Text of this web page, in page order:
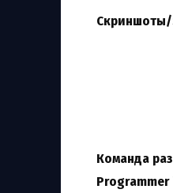
Команда
Programmer